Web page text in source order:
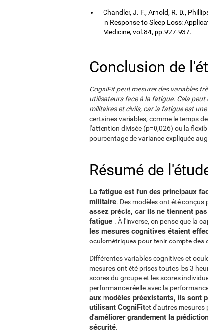
Chandler, J. F., Arnold, R. D.,
in Response to Sleep Loss:
Medicine, vol.84, pp.927-937.
Conclusion de
CogniFit peut mesurer des variables
utilisateurs face à la fatigue. Cela
militaires et civils, car la fatigue est
certaines variables, comme le temps
l'attention divisée (p=0,026) ou la
pourcentage de variance expliquée
Résumé de
La fatigue est l'un des principaux
militaire. Des modèles ont été
assez précis, car ils ne tiennent
fatigue . À l'inverse, on pense que la
les mesures cognitives étaient
oculométriques pour tenir compte des
Différentes variables cognitives et
mesures ont été prises toutes les 3
scores du groupe et les scores
performance réelle avec la
aux modèles préexistants, ils sont
utilisant CogniFitet d'autres mesures
d'améliorer grandement la
sécurité.